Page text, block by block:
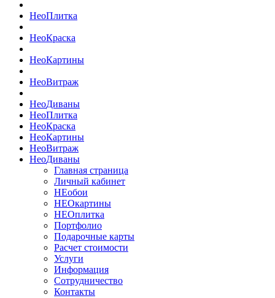
НеоПлитка
НеоКраска
НеоКартины
НеоВитраж
НеоДиваны
НеоПлитка
НеоКраска
НеоКартины
НеоВитраж
НеоДиваны
Главная страница
Личный кабинет
НЕобои
НЕОкартины
НЕОплитка
Портфолио
Подарочные карты
Расчет стоимости
Услуги
Информация
Сотрудничество
Контакты